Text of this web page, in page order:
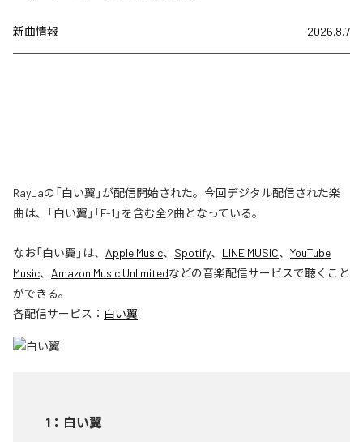
新曲情報 2026.8.7
RayLaの「白い翼」が配信開始された。今回デジタル配信された楽
曲は、「白い翼」「F-1」を含む全2曲となっている。
なお「白い翼 」は、 Apple Music、 Spotify、 LINE MUSIC、 YouTube
Music、 Amazon Music Unlimitedなどの音楽配信サービスで聴くこと
ができる。
各配信サービス： 白い翼
1 ： 白い翼